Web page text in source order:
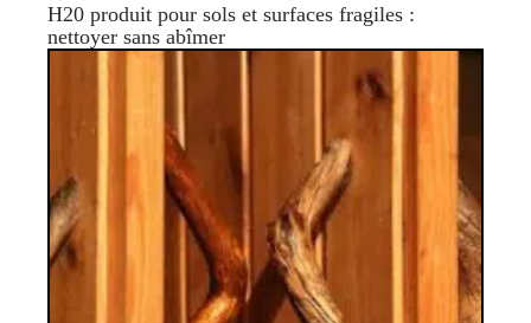
H20 produit pour sols et surfaces fragiles :
nettoyer sans abîmer